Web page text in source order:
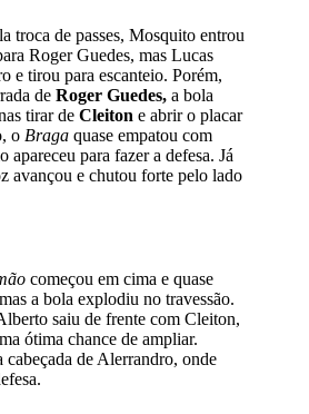
troca de passes, Mosquito entrou
Roger Guedes, mas Lucas
e tirou para escanteio. Porém,
de Roger Guedes, a bola
tirar de Cleiton e abrir o placar
o Braga quase empatou com
apareceu para fazer a defesa. Já
avançou e chutou forte pelo lado
começou em cima e quase
a bola explodiu no travessão.
saiu de frente com Cleiton,
ótima chance de ampliar.
cabeçada de Alerrandro, onde